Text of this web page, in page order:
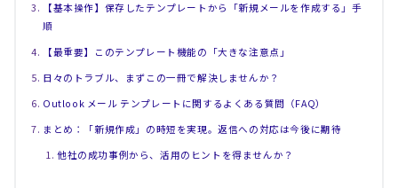
【基本操作】保存したテンプレートから「新規メールを作成する」手
順
【最重要】このテンプレート機能の「大きな注意点」
日々のトラブル、まずこの一冊で解決しませんか？
Outlook メール テンプレートに関するよくある質問（FAQ）
まとめ：「新規作成」の時短を実現。返信への対応は今後に期待
他社の成功事例から、活用のヒントを得ませんか？